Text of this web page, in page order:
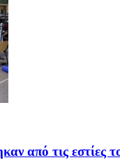
από τις εστίες